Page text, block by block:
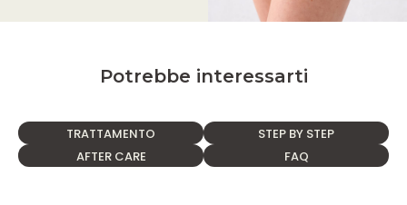
Potrebbe interessarti
TRATTAMENTO
STEP BY STEP
AFTER CARE
FAQ